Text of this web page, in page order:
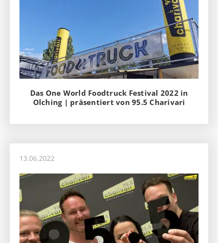
Das One World Foodtruck Festival 2022 in
Olching | präsentiert von 95.5 Charivari
13.06.2022